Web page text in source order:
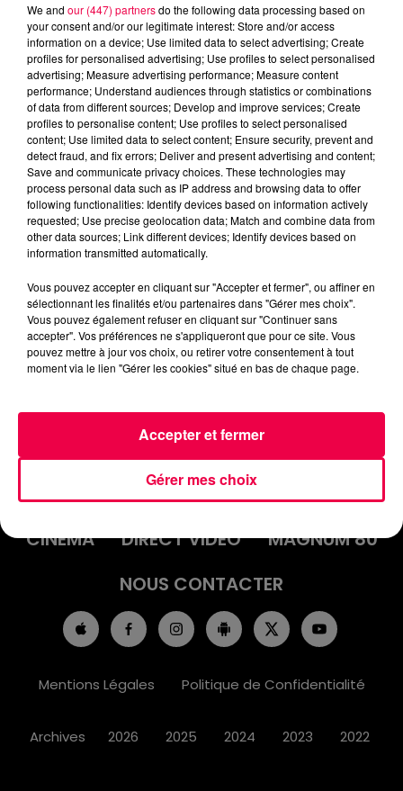
Flash infos
Crédit :Flash infos
INFOS
AGENDA
JEUX
PODCASTS
CINÉMA
DIRECT VIDÉO
MAGNUM 80
NOUS CONTACTER
Mentions Légales Politique de Confidentialité
Archives 2026 2025 2024 2023 2022
We and our (447) partnersdo the following data processing based on
your consent and/or our legitimate interest: Store and/or access
information on a device; Use limited data to select advertising; Create
profiles for personalised advertising; Use profiles to select personalised
advertising; Measure advertising performance; Measure content
performance; Understand audiences through statistics or combinations
of data from different sources; Develop and improve services; Create
profiles to personalise content; Use profiles to select personalised
content; Use limited data to select content; Ensure security, prevent and
detect fraud, and fix errors; Deliver and present advertising and content;
Save and communicate privacy choices. These technologies may
process personal data such as IP address and browsing data to offer
following functionalities: Identify devices based on information actively
requested; Use precise geolocation data; Match and combine data from
other data sources; Link different devices; Identify devices based on
information transmitted automatically.
Vous pouvez accepter en cliquant sur "Accepter et fermer", ou affiner en
sélectionnant les finalités et/ou partenaires dans "Gérer mes choix".
Vous pouvez également refuser en cliquant sur "Continuer sans
accepter". Vos préférences ne s'appliqueront que pour ce site. Vous
pouvez mettre à jour vos choix, ou retirer votre consentement à tout
moment via le lien "Gérer les cookies" situé en bas de chaque page.
Gérer mes choix
Accepter et fermer